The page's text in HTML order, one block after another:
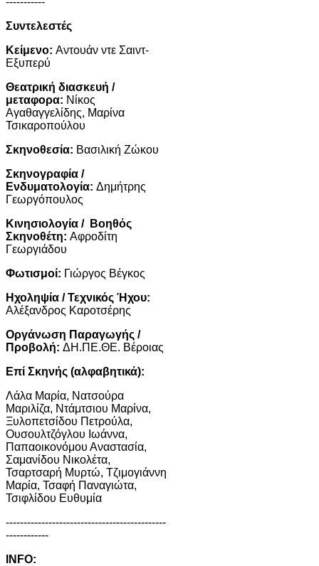
Συντελεστές
Κείμενο: Αντουάν ντε Σαιντ-
Εξυπερύ
Θεατρική διασκευή /
μεταφορα: Νίκος
Αγαθαγγελίδης, Μαρίνα
Τσικαροπούλου
Σκηνοθεσία: Βασιλική Ζώκου
Σκηνογραφία /
Ενδυματολογία: Δημήτρης
Γεωργόπουλος
Κινησιολογία / Βοηθός
Σκηνοθέτη: Αφροδίτη
Γεωργιάδου
Φωτισμοί: Γιώργος Βέγκος
Ηχοληψία / Τεχνικός Ήχου:
Αλέξανδρος Καροτσέρης
Οργάνωση Παραγωγής /
Προβολή: ΔΗ.ΠΕ.ΘΕ. Βέροιας
Επί Σκηνής (αλφαβητικά):
Λάλα Μαρία, Νατσούρα
Μαριλίζα, Ντάμτσιου Μαρίνα,
Ξυλοπετσίδου Πετρούλα,
Ουσουλτζόγλου Ιωάννα,
Παπαοικονόμου Αναστασία,
Σαμανίδου Νικολέτα,
Τσαρτσαρή Μυρτώ, Τζιμογιάννη
Μαρία, Τσαφή Παναγιώτα,
Τσιφλίδου Ευθυμία
---------------------------------------------
------------
INFO: